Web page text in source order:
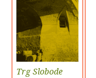
Trg Slobode